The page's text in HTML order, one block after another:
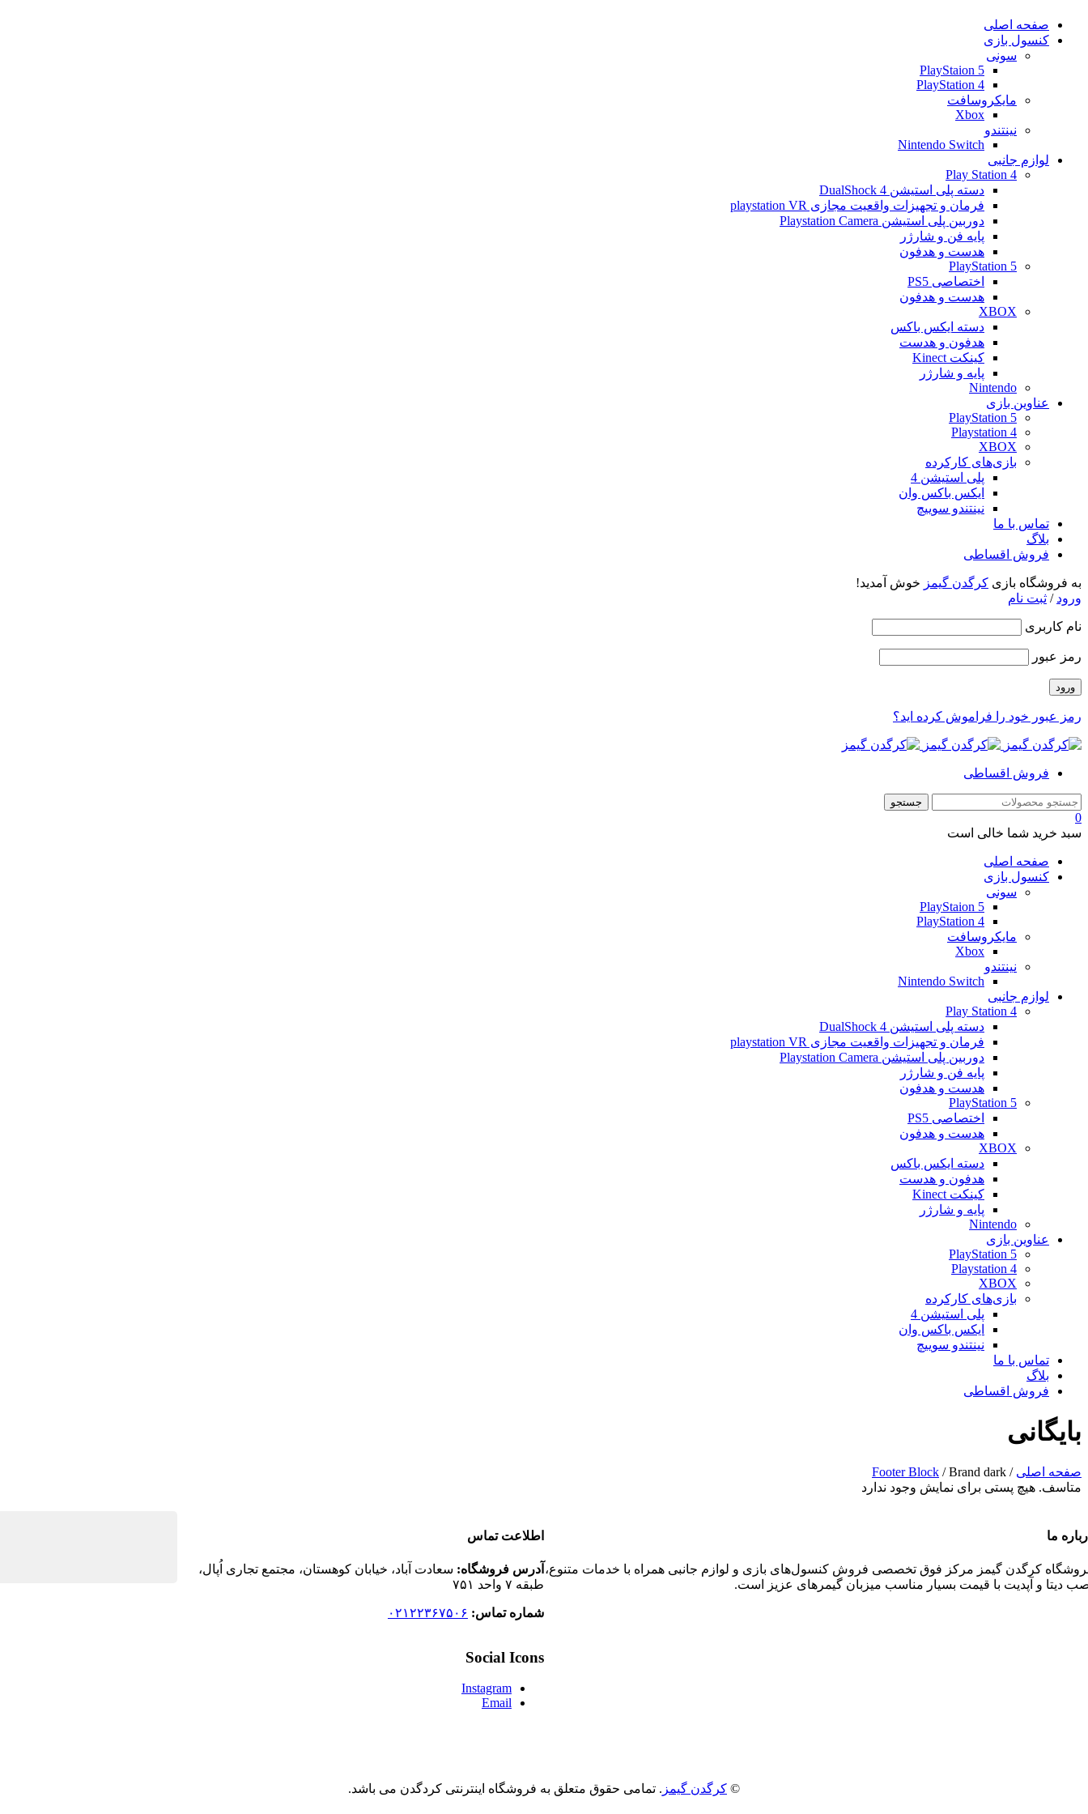
صفحه اصلی
کنسول بازی
سونی
PlayStaion 5
PlayStation 4
مایکروسافت
Xbox
نینتندو
Nintendo Switch
لوازم جانبی
Play Station 4
دسته پلی استیشن 4 DualShock
فرمان و تجهیزات واقعیت مجازی playstation VR
دوربین پلی استیشن Playstation Camera
پایه فن و شارژر
هدست و هدفون
PlayStation 5
اختصاصی PS5
هدست و هدفون
XBOX
دسته ایکس باکس
هدفون و هدست
کینکت Kinect
پایه و شارژر
Nintendo
عناوین بازی
PlayStation 5
Playstation 4
XBOX
بازی‌های کارکرده
پلی استیشن 4
ایکس باکس وان
نینتندو سوییچ
تماس با ما
بلاگ
فروش اقساطی
به فروشگاه بازی کرگدن گیمز خوش آمدید!
ورود / ثبت نام
نام کاربری
رمز عبور
رمز عبور خود را فراموش کرده اید؟
فروش اقساطی
0
سبد خرید شما خالی است
صفحه اصلی
کنسول بازی
سونی
PlayStaion 5
PlayStation 4
مایکروسافت
Xbox
نینتندو
Nintendo Switch
لوازم جانبی
Play Station 4
دسته پلی استیشن 4 DualShock
فرمان و تجهیزات واقعیت مجازی playstation VR
دوربین پلی استیشن Playstation Camera
پایه فن و شارژر
هدست و هدفون
PlayStation 5
اختصاصی PS5
هدست و هدفون
XBOX
دسته ایکس باکس
هدفون و هدست
کینکت Kinect
پایه و شارژر
Nintendo
عناوین بازی
PlayStation 5
Playstation 4
XBOX
بازی‌های کارکرده
پلی استیشن 4
ایکس باکس وان
نینتندو سوییچ
تماس با ما
بلاگ
فروش اقساطی
بایگانی
صفحه اصلی /
Footer Block / Brand dark
متاسف. هیچ پستی برای نمایش وجود ندارد
اطلاعت تماس
آدرس فروشگاه: سعادت آباد، خیابان کوهستان، مجتمع تجاری اُپال،
طبقه ۷ واحد ۷۵۱
شماره تماس: ۰۲۱۲۲۳۶۷۵۰۶
Social Icons
Instagram
Email
ما
کرگدن گیمز مرکز فوق تخصصی فروش کنسول‌های بازی و‌‌ لوازم جانبی همراه با خدمات متنوع،
دیتا و آپدیت با قیمت بسیار مناسب میزبان گیمرهای عزیز است.
© کرگدن گیمز . تمامی حقوق متعلق به فروشگاه اینترنتی کردگدن می باشد.